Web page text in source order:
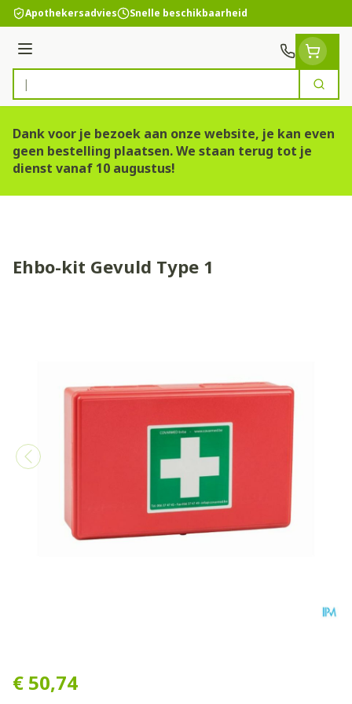
Ga naar de inhoud
Apothekersadvies Snelle beschikbaarheid
Menu
Product, merk, categorie...
Zoek
Dank voor je bezoek aan onze website, je kan even
geen bestelling plaatsen. We staan terug tot je
dienst vanaf 10 augustus!
Ehbo-kit Gevuld Type 1
€ 50,74